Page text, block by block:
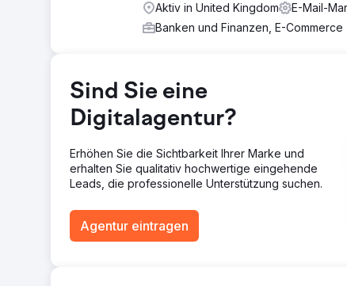
Backlinking-Aktivitäten abhängig zu sein. Dieser
innerhalb derselben Themengruppe unterstützt
Die verbesserte SEO-Strategie erhöhte die
Steigerung des organischen Traffics bei Google,
und E-Mail-Formulare generiert wurden und auf
von 13 % beeinflussten diese organischen Leads
Zur Agenturseite
Aktiv in United Kingdom
E-Mail-
Banken und Finanzen, E-Commerce
Sind Sie eine
Digitalagentur?
Erhöhen Sie die Sichtbarkeit Ihrer Marke und
erhalten Sie qualitativ hochwertige eingehende
Leads, die professionelle Unterstützung suchen.
Agentur eintragen